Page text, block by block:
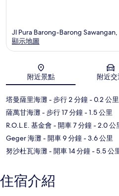
地圖
Jl Pura Barong-Barong
顯示地圖
附近景點 附近交
塔曼薩里海灘- 步行 2 分鐘- 0.2 公里
薩萬甘海灘- 步行 17 分鐘- 1.5 公里
R.O.L.E. 基金會 - 開車 7 分鐘- 2.0 公
Geger 海灘- 開車 9 分鐘- 3.6 公里
努沙杜瓦海灘- 開車 14 分鐘- 5.5 公
住宿介紹